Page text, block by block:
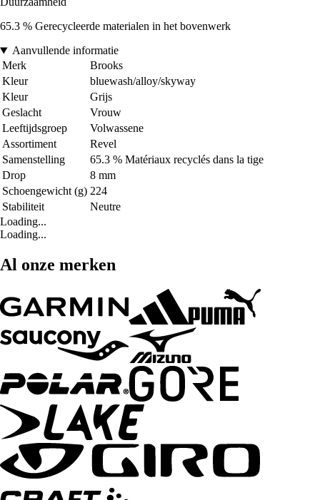
65.3 % Gerecycleerde materialen in het bovenwerk
Aanvullende informatie
Merk
Brooks
Kleur
bluewash/alloy/skyway
Kleur
Grijs
Geslacht
Vrouw
Leeftijdsgroep
Volwassene
Assortiment
Revel
Samenstelling
65.3 % Matériaux recyclés dans la tige
Drop
8 mm
Schoengewicht (g) 224
Stabiliteit
Neutre
Loading...
Loading...
Al onze merken